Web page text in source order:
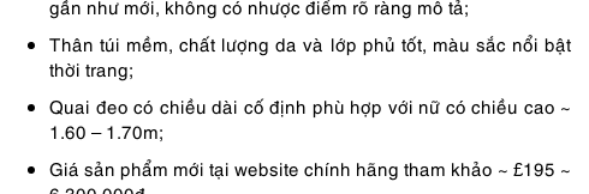
gần như mới, không có nhược điểm rõ ràng mô tả;
Thân túi mềm, chất lượng da và lớp phủ tốt, màu sắc nổi bật
thời trang;
Quai đeo có chiều dài cố định phù hợp với nữ có chiều cao ~
1.60 – 1.70m;
Giá sản phẩm mới tại website chính hãng tham khảo ~ £195 ~